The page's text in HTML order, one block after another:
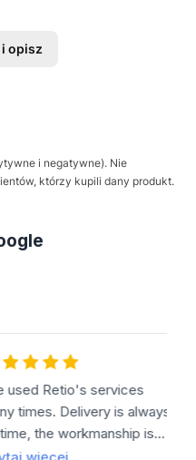
opisz
i negatywne). Nie
którzy kupili dany produkt.